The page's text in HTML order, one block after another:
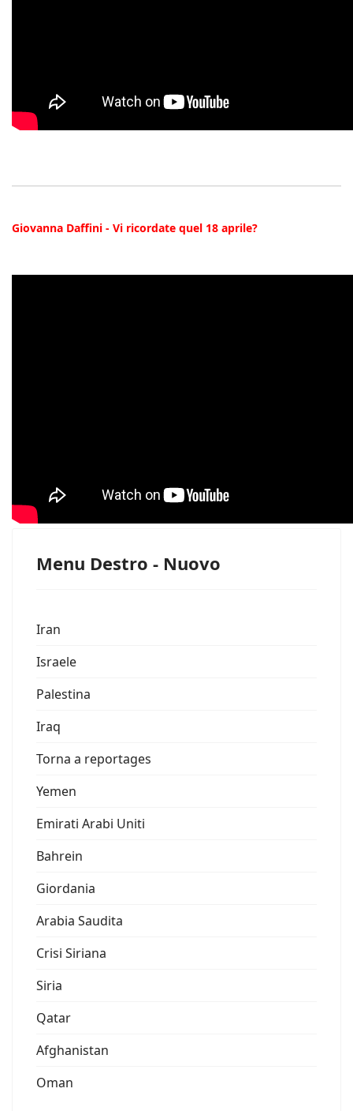
Giovanna Daffini - Vi ricordate quel 18 aprile?
Menu Destro - Nuovo
Iran
Israele
Palestina
Iraq
Torna a reportages
Yemen
Emirati Arabi Uniti
Bahrein
Giordania
Arabia Saudita
Crisi Siriana
Siria
Qatar
Afghanistan
Oman